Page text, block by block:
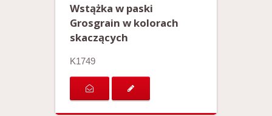
Wstążka w paski
Grosgrain w kolorach
skaczących
K1749